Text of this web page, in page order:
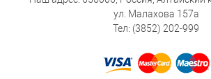
ул. Малахова 157а
Тел: (3852) 202-999